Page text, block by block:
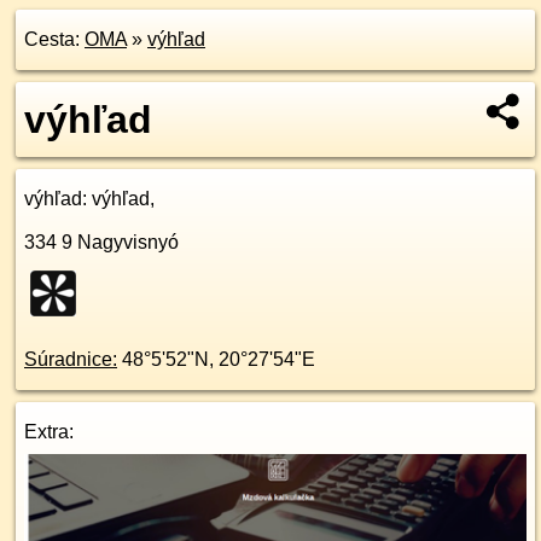
Cesta: OMA» výhľad
výhľad
výhľad: výhľad,
334 9 Nagyvisnyó
Súradnice: 48°5'52"N , 20°27'54"E
Extra: